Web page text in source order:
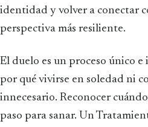
identidad y volver a conectar
perspectiva más resiliente.
El duelo es un proceso único
por qué vivirse en soledad ni
innecesario. Reconocer
paso para sanar. Un